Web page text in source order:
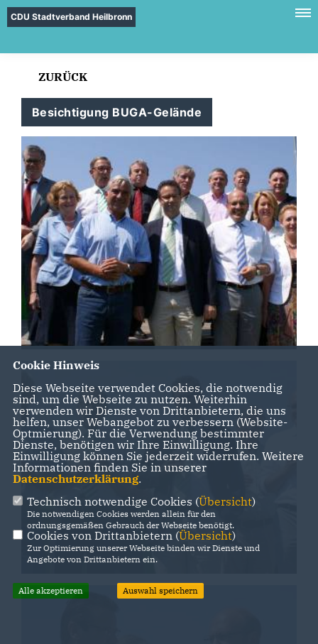
CDU Stadtverband Heilbronn
ZURÜCK
Besichtigung BUGA-Gelände
Cookie Hinweis
Diese Webseite verwendet Cookies, die notwendig
sind, um die Webseite zu nutzen. Weiterhin
verwenden wir Dienste von Drittanbietern, die uns
helfen, unser Webangebot zu verbessern (Website-
Optmierung). Für die Verwendung bestimmter
Dienste, benötigen wir Ihre Einwilligung. Ihre
Einwilligung können Sie jederzeit widerrufen. Weitere
Informationen finden Sie in unserer
Datenschutzerklärung.
Technisch notwendige Cookies (Übersicht)
Die notwendigen Cookies werden allein für den
ordnungsgemäßen Gebrauch der Webseite benötigt.
Cookies von Drittanbietern (Übersicht)
Zur Optimierung unserer Webseite binden wir Dienste und
Angebote von Drittanbietern ein.
Alle akzeptieren Auswahl speichern